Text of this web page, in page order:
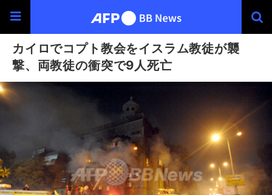
カイロでコプト教会をイスラム教徒が襲
撃、両教徒の衝突で9人死亡